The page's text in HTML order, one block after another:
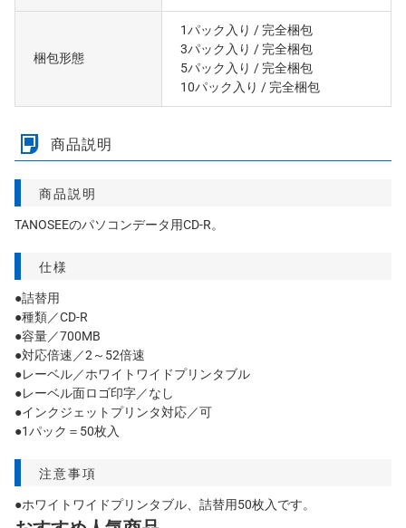
梱包形態
1パック入り / 完全梱包
3パック入り / 完全梱包
5パック入り / 完全梱包
10パック入り / 完全梱包
商品説明
商品説明
TANOSEEのパソコンデータ用CD-R。
仕様
●詰替用
●種類／CD-R
●容量／700MB
●対応倍速／2～52倍速
●レーベル／ホワイトワイドプリンタブル
●レーベル面ロゴ印字／なし
●インクジェットプリンタ対応／可
●1パック＝50枚入
注意事項
●ホワイトワイドプリンタブル、詰替用50枚入です。